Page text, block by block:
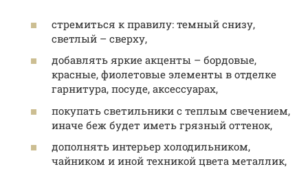
стремиться к правилу: темный снизу,
светлый – сверху,
добавлять яркие акценты – бордовые,
красные, фиолетовые элементы в отделке
гарнитура, посуде, аксессуарах,
покупать светильники с теплым свечением,
иначе беж будет иметь грязный оттенок,
дополнять интерьер холодильником,
чайником и иной техникой цвета металлик,